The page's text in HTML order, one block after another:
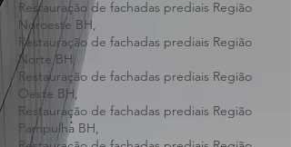
Restauração de fachadas prediais Região
Nordeste BH,
Restauração de fachadas prediais Região
Noroeste BH,
Restauração de fachadas prediais Região
Norte BH,
Restauração de fachadas prediais Região
Oeste BH,
Restauração de fachadas prediais Região